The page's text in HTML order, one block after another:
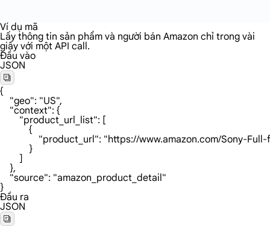
Ví dụ mã
Lấy thông tin sản phẩm và người bán Amazon chỉ trong vài
giây với một API call.
Đầu vào
JSON
{
    "geo": "US",
    "context": {
        "product_url_list": [
            {
"product_url": "https://
            }
        ]
    },
    "source": "amazon_product_detail"
}
Đầu ra
JSON